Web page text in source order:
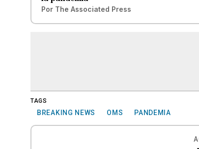
Por The Associated Press
TAGS
BREAKING NEWS OMS PANDEMIA